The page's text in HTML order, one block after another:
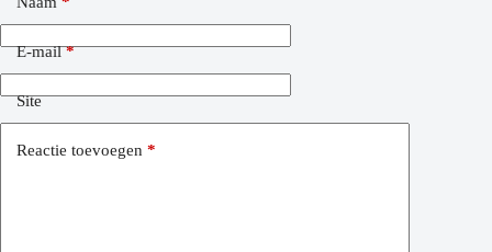
E-mail*
Site
Reactie toevoegen *